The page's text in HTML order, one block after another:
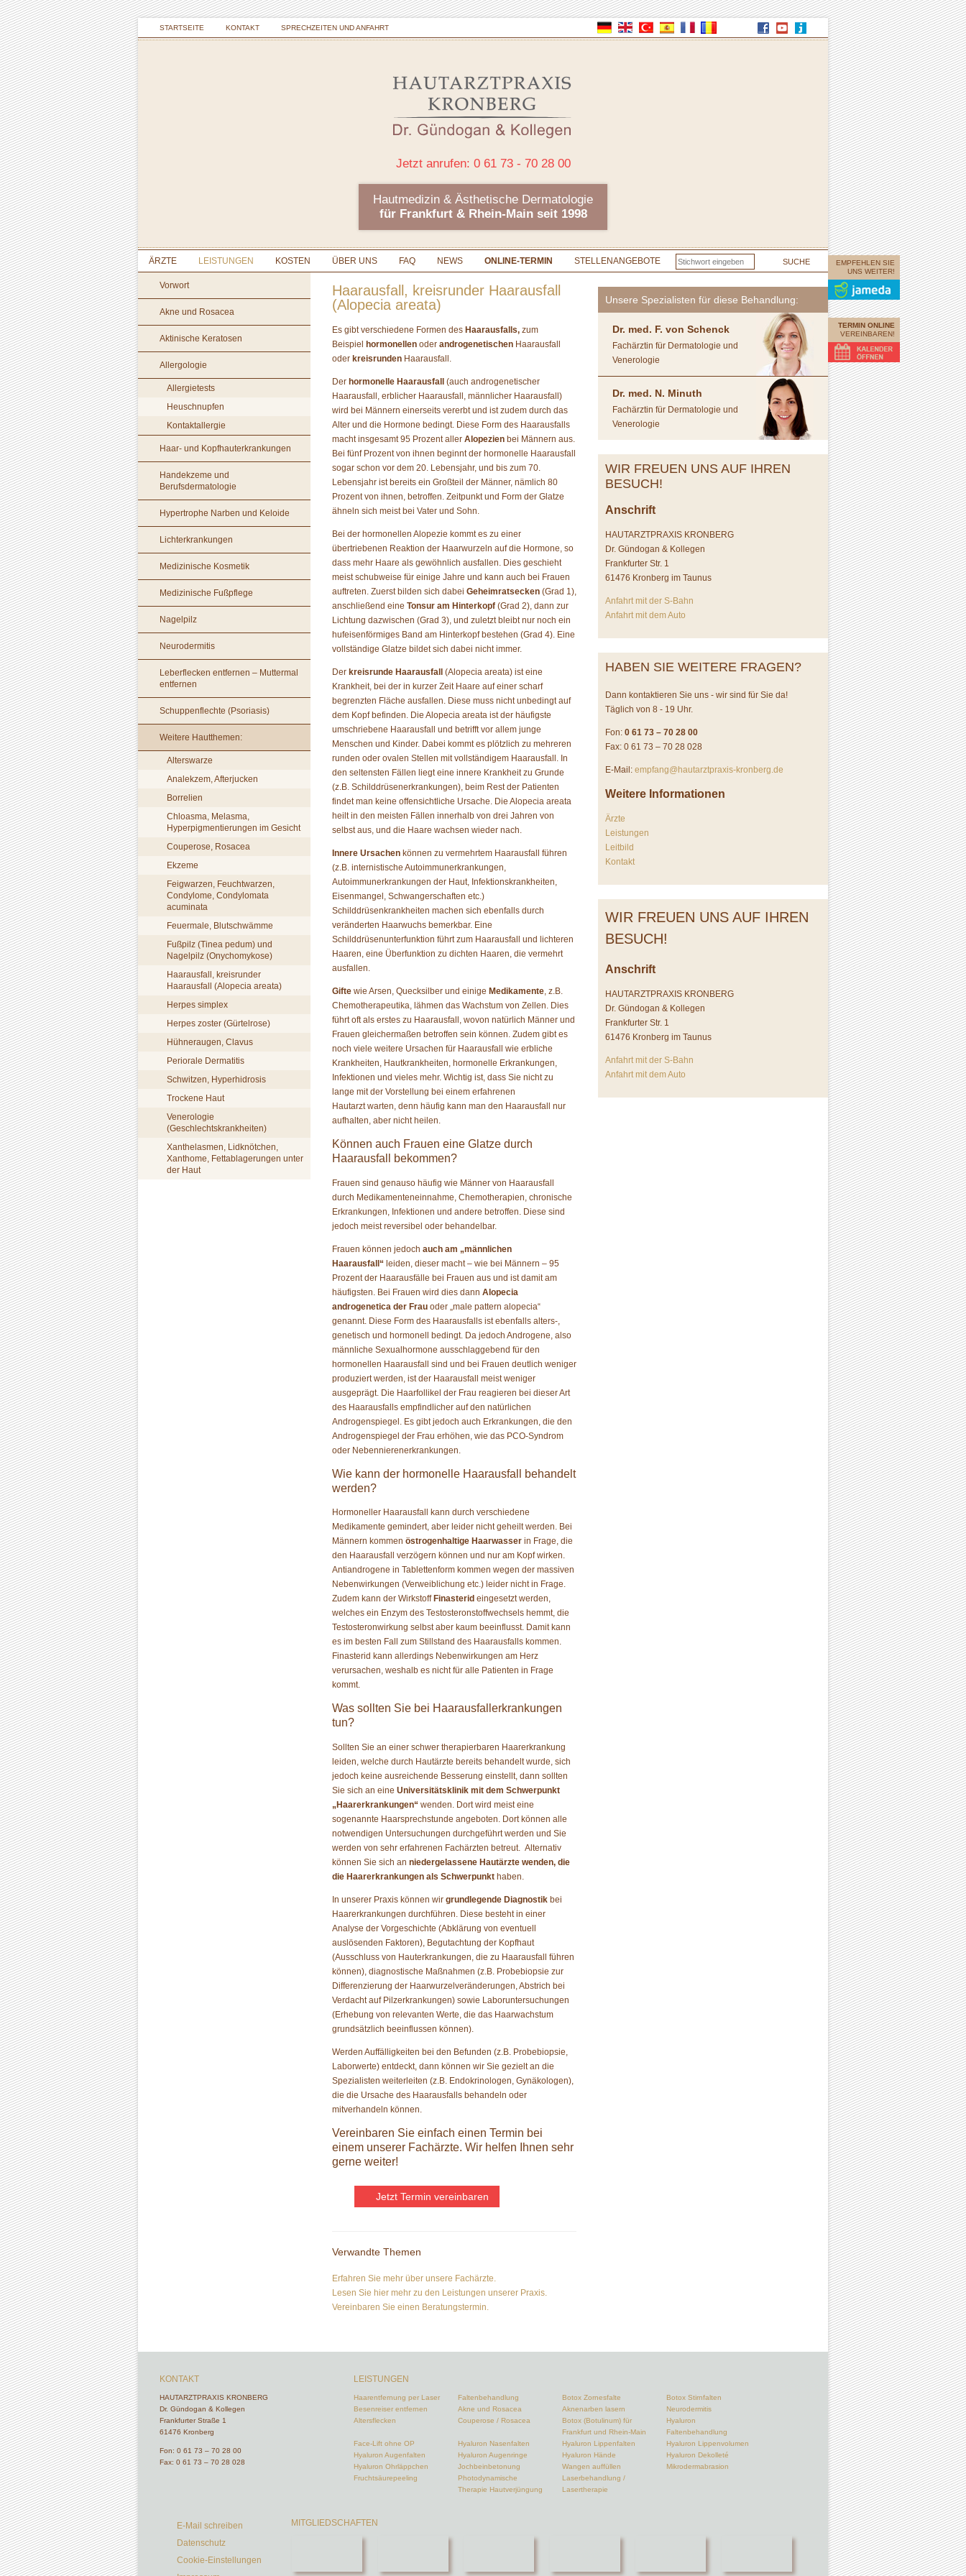
STARTSEITE KONTAKT SPRECHZEITEN UND ANFAHRT
Jetzt anrufen: 0 61 73 - 70 28 00
Hautmedizin & Ästhetische Dermatologie
für Frankfurt & Rhein-Main seit 1998
ÄRZTE LEISTUNGEN KOSTEN ÜBER UNS FAQ NEWS ONLINE-TERMIN STELLENANGEBOTE
EMPFEHLEN SIE
UNS WEITER!
TERMIN ONLINE
VEREINBAREN!
Vorwort
Akne und Rosacea
Aktinische Keratosen
Allergologie
Allergietests
Heuschnupfen
Kontaktallergie
Haar- und Kopfhauterkrankungen
Handekzeme und
Berufsdermatologie
Hypertrophe Narben und Keloide
Lichterkrankungen
Medizinische Kosmetik
Medizinische Fußpflege
Nagelpilz
Neurodermitis
Leberflecken entfernen – Muttermal
entfernen
Schuppenflechte (Psoriasis)
Weitere Hautthemen:
Alterswarze
Analekzem, Afterjucken
Borrelien
Chloasma, Melasma,
Hyperpigmentierungen im Gesicht
Couperose, Rosacea
Ekzeme
Feigwarzen, Feuchtwarzen,
Condylome, Condylomata
acuminata
Feuermale, Blutschwämme
Fußpilz (Tinea pedum) und
Nagelpilz (Onychomykose)
Haarausfall, kreisrunder
Haarausfall (Alopecia areata)
Herpes simplex
Herpes zoster (Gürtelrose)
Hühneraugen, Clavus
Periorale Dermatitis
Schwitzen, Hyperhidrosis
Trockene Haut
Venerologie
(Geschlechtskrankheiten)
Xanthelasmen, Lidknötchen,
Xanthome, Fettablagerungen unter
der Haut
Haarausfall, kreisrunder Haarausfall
(Alopecia areata)
Es gibt verschiedene Formen des Haarausfalls, zum
Beispiel
hormonellen oder androgenetischen Haarausfall
oder kreisrunden Haarausfall.
Der hormonelle Haarausfall
(auch androgenetischer
Haarausfall, erblicher Haarausfall, männlicher Haarausfall)
wird bei Männern einerseits vererbt und ist zudem durch das
Alter und die Hormone bedingt. Diese Form des Haarausfalls
macht insgesamt 95 Prozent aller Alopezien bei Männern aus.
Bei fünf Prozent von ihnen beginnt der hormonelle Haarausfall
sogar schon vor dem 20. Lebensjahr, und bis zum 70.
Lebensjahr ist bereits ein Großteil der Männer, nämlich 80
Prozent von ihnen, betroffen. Zeitpunkt und Form der Glatze
ähneln sich meist bei Vater und Sohn.
Bei der hormonellen Alopezie kommt es zu einer
übertriebenen Reaktion der Haarwurzeln auf die Hormone, so
dass mehr Haare als gewöhnlich ausfallen. Dies geschieht
meist schubweise für einige Jahre und kann auch bei Frauen
auftreten. Zuerst bilden sich dabei Geheimratsecken (Grad 1),
anschließend eine Tonsur am Hinterkopf (Grad 2), dann zur
Lichtung dazwischen (Grad 3), und zuletzt bleibt nur noch ein
hufeisenförmiges Band am Hinterkopf bestehen (Grad 4). Eine
vollständige Glatze bildet sich dabei nicht immer.
Der kreisrunde Haarausfall (Alopecia areata) ist eine
Krankheit, bei der in kurzer Zeit Haare auf einer scharf
begrenzten Fläche ausfallen. Diese muss nicht unbedingt auf
dem Kopf befinden. Die Alopecia areata ist der häufigste
umschriebene Haarausfall und betrifft vor allem junge
Menschen und Kinder. Dabei kommt es plötzlich zu mehreren
runden oder ovalen Stellen mit vollständigem Haarausfall. In
den seltensten Fällen liegt eine innere Krankheit zu Grunde
(z.B. Schilddrüsenerkrankungen), beim Rest der Patienten
findet man keine offensichtliche Ursache. Die Alopecia areata
heilt in den meisten Fällen innerhalb von drei Jahren von
selbst aus, und die Haare wachsen wieder nach.
Innere Ursachen können zu vermehrtem Haarausfall führen
(z.B. internistische Autoimmunerkrankungen,
Autoimmunerkrankungen der Haut, Infektionskrankheiten,
Eisenmangel, Schwangerschaften etc.)
Schilddrüsenkrankheiten machen sich ebenfalls durch
veränderten Haarwuchs bemerkbar. Eine
Schilddrüsenunterfunktion führt zum Haarausfall und lichteren
Haaren, eine Überfunktion zu dichten Haaren, die vermehrt
ausfallen.
Gifte wie Arsen, Quecksilber und einige Medikamente, z.B.
Chemotherapeutika, lähmen das Wachstum von Zellen. Dies
führt oft als erstes zu Haarausfall, wovon natürlich Männer und
Frauen gleichermaßen betroffen sein können. Zudem gibt es
noch viele weitere Ursachen für Haarausfall wie erbliche
Krankheiten, Hautkrankheiten, hormonelle Erkrankungen,
Infektionen und vieles mehr. Wichtig ist, dass Sie nicht zu
lange mit der Vorstellung bei einem erfahrenen
Hautarzt warten, denn häufig kann man den Haarausfall nur
aufhalten, aber nicht heilen.
Können auch Frauen eine Glatze durch
Haarausfall bekommen?
Frauen sind genauso häufig wie Männer von Haarausfall
durch Medikamenteneinnahme, Chemotherapien, chronische
Erkrankungen, Infektionen und andere betroffen. Diese sind
jedoch meist reversibel oder behandelbar.
Frauen können jedoch auch am „männlichen
Haarausfall“ leiden, dieser macht – wie bei Männern – 95
Prozent der Haarausfälle bei Frauen aus und ist damit am
häufigsten. Bei Frauen wird dies dann Alopecia
androgenetica der Frau oder „male pattern alopecia“
genannt. Diese Form des Haarausfalls ist ebenfalls alters-,
genetisch und hormonell bedingt. Da jedoch Androgene, also
männliche Sexualhormone ausschlaggebend für den
hormonellen Haarausfall sind und bei Frauen deutlich weniger
produziert werden, ist der Haarausfall meist weniger
ausgeprägt. Die Haarfollikel der Frau reagieren bei dieser Art
des Haarausfalls empfindlicher auf den natürlichen
Androgenspiegel. Es gibt jedoch auch Erkrankungen, die den
Androgenspiegel der Frau erhöhen, wie das PCO-Syndrom
oder Nebennierenerkrankungen.
Wie kann der hormonelle Haarausfall behandelt
werden?
Hormoneller Haarausfall kann durch verschiedene
Medikamente gemindert, aber leider nicht geheilt werden. Bei
Männern kommen östrogenhaltige Haarwasser in Frage, die
den Haarausfall verzögern können und nur am Kopf wirken.
Antiandrogene in Tablettenform kommen wegen der massiven
Nebenwirkungen (Verweiblichung etc.) leider nicht in Frage.
Zudem kann der Wirkstoff Finasterid eingesetzt werden,
welches ein Enzym des Testosteronstoffwechsels hemmt, die
Testosteronwirkung selbst aber kaum beeinflusst. Damit kann
es im besten Fall zum Stillstand des Haarausfalls kommen.
Finasterid kann allerdings Nebenwirkungen am Herz
verursachen, weshalb es nicht für alle Patienten in Frage
kommt.
Was sollten Sie bei Haarausfallerkrankungen
tun?
Sollten Sie an einer schwer therapierbaren Haarerkrankung
leiden, welche durch Hautärzte bereits behandelt wurde, sich
jedoch keine ausreichende Besserung einstellt, dann sollten
Sie sich an eine Universitätsklinik mit dem Schwerpunkt
„Haarerkrankungen“ wenden. Dort wird meist eine
sogenannte Haarsprechstunde angeboten. Dort können alle
notwendigen Untersuchungen durchgeführt werden und Sie
werden von sehr erfahrenen Fachärzten betreut. Alternativ
können Sie sich an niedergelassene Hautärzte wenden, die
die Haarerkrankungen als Schwerpunkt haben.
In unserer Praxis können wir grundlegende Diagnostik bei
Haarerkrankungen durchführen. Diese besteht in einer
Analyse der Vorgeschichte (Abklärung von eventuell
auslösenden Faktoren), Begutachtung der Kopfhaut
(Ausschluss von Hauterkrankungen, die zu Haarausfall führen
können), diagnostische Maßnahmen (z.B. Probebiopsie zur
Differenzierung der Haarwurzelveränderungen, Abstrich bei
Verdacht auf Pilzerkrankungen) sowie Laboruntersuchungen
(Erhebung von relevanten Werte, die das Haarwachstum
grundsätzlich beeinflussen können).
Werden Auffälligkeiten bei den Befunden (z.B. Probebiopsie,
Laborwerte) entdeckt, dann können wir Sie gezielt an die
Spezialisten weiterleiten (z.B. Endokrinologen, Gynäkologen),
die die Ursache des Haarausfalls behandeln oder
mitverhandeln können.
Vereinbaren Sie einfach einen Termin bei
einem unserer Fachärzte. Wir helfen Ihnen sehr
gerne weiter!
Jetzt Termin vereinbaren
Verwandte Themen
Erfahren Sie mehr über unsere Fachärzte.
Lesen Sie hier mehr zu den Leistungen unserer Praxis.
Vereinbaren Sie einen Beratungstermin.
Unsere Spezialisten für diese Behandlung:
Dr. med. F. von Schenck
Fachärztin für Dermatologie und
Venerologie
Dr. med. N. Minuth
Fachärztin für Dermatologie und
Venerologie
WIR FREUEN UNS AUF IHREN
BESUCH!
Anschrift
HAUTARZTPRAXIS KRONBERG
Dr. Gündogan & Kollegen
Frankfurter Str. 1
61476 Kronberg im Taunus
Anfahrt mit der S-Bahn
Anfahrt mit dem Auto
HABEN SIE WEITERE FRAGEN?
Dann kontaktieren Sie uns - wir sind für Sie da!
Täglich von 8 - 19 Uhr.
Fon: 0 61 73 – 70 28 00
Fax: 0 61 73 – 70 28 028
E-Mail: empfang@hautarztpraxis-kronberg.de
Weitere Informationen
Ärzte
Leistungen
Leitbild
Kontakt
WIR FREUEN UNS AUF IHREN
BESUCH!
Anschrift
HAUTARZTPRAXIS KRONBERG
Dr. Gündogan & Kollegen
Frankfurter Str. 1
61476 Kronberg im Taunus
Anfahrt mit der S-Bahn
Anfahrt mit dem Auto
KONTAKT
HAUTARZTPRAXIS KRONBERG
Dr. Gündogan & Kollegen
Frankfurter Straße 1
61476 Kronberg
Fon: 0 61 73 – 70 28 00
Fax: 0 61 73 – 70 28 028
LEISTUNGEN
Haarentfernung per Laser Faltenbehandlung Botox Zornesfalte
Botox Stirnfalten
Besenreiser entfernen
Akne und Rosacea Aknenarben lasern
Neurodermitis
Altersflecken
Couperose / Rosacea
Botox (Botulinum) für
Frankfurt und Rhein-Main
Hyaluron
Faltenbehandlung
Face-Lift ohne OP
Hyaluron Nasenfalten Hyaluron Lippenfalten
Hyaluron Lippenvolumen
Hyaluron Augenfalten
Hyaluron Augenringe Hyaluron Hände
Hyaluron Dekolleté
Hyaluron Ohrläppchen
Jochbeinbetonung Wangen auffüllen
Mikrodermabrasion
Fruchtsäurepeeling
Photodynamische
Therapie Hautverjüngung
Laserbehandlung /
Lasertherapie
E-Mail schreiben
Datenschutz
Cookie-Einstellungen
MITGLIEDSCHAFTEN